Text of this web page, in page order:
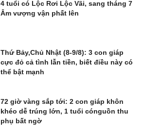
4 tuổi có Lộc Rơi Lộc Vãi, sang tháng 7
Âm vượng vận phất lên
Thứ Bảy,Chủ Nhật (8-9/8): 3 con giáp
cực đỏ cả tình lẫn tiền, biết điều này có
thể bật mạnh
72 giờ vàng sắp tới: 2 con giáp khôn
khéo dễ trúng lớn, 1 tuổi cónguồn thu
phụ bất ngờ